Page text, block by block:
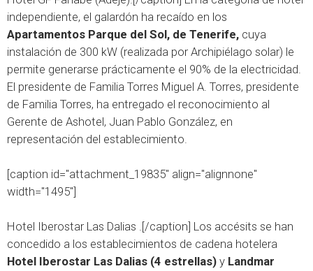
independiente, el galardón ha recaído en los
Apartamentos Parque del Sol, de Tenerife, cuya
instalación de 300 kW (realizada por Archipiélago solar) le
permite generarse prácticamente el 90% de la electricidad.
El presidente de Familia Torres Miguel A. Torres, presidente
de Familia Torres, ha entregado el reconocimiento al
Gerente de Ashotel, Juan Pablo González, en
representación del establecimiento.
[caption id="attachment_19835" align="alignnone"
width="1495"]
Hotel Iberostar Las Dalias .[/caption] Los accésits se han
concedido a los establecimientos de cadena hotelera
Hotel Iberostar Las Dalias (4 estrellas) y Landmar